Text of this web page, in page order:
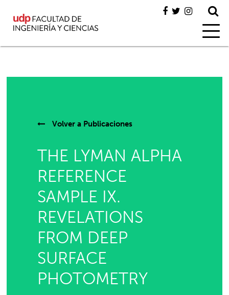
Volver a Publicaciones
THE LYMAN ALPHA
REFERENCE
SAMPLE IX.
REVELATIONS
FROM DEEP
SURFACE
PHOTOMETRY